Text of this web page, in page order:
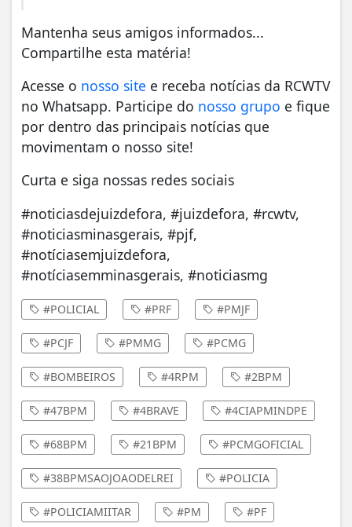
Mantenha seus amigos informados...
Compartilhe esta matéria!
Acesse o nosso site e receba notícias da RCWTV
no Whatsapp. Participe do nosso grupo e fique
por dentro das principais notícias que
movimentam o nosso site!
Curta e siga nossas redes sociais
#noticiasdejuizdefora, #juizdefora, #rcwtv,
#noticiasminasgerais, #pjf,
#notíciasemjuizdefora,
#notíciasemminasgerais, #noticiasmg
#POLICIAL #PRF #PMJF
#PCJF #PMMG #PCMG
#BOMBEIROS #4RPM #2BPM
#47BPM #4BRAVE #4CIAPMINDPE
#68BPM #21BPM #PCMGOFICIAL
#38BPMSAOJOAODELREI #POLICIA
#POLICIAMIITAR #PM #PF